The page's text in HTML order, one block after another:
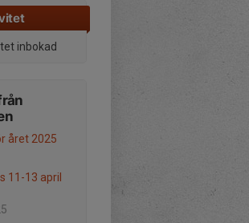
inbokad
året 2025
11-13 april